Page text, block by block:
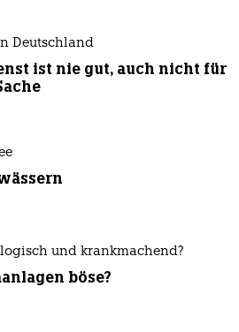
Deutschland
ist nie gut, auch nicht für
und krankmachend?
böse?